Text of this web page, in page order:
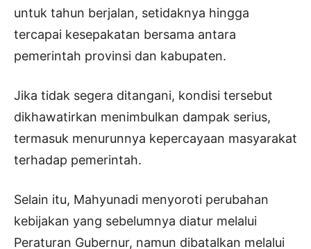
untuk tahun berjalan, setidaknya hingga
tercapai kesepakatan bersama antara
pemerintah provinsi dan kabupaten.
Jika tidak segera ditangani, kondisi tersebut
dikhawatirkan menimbulkan dampak serius,
termasuk menurunnya kepercayaan masyarakat
terhadap pemerintah.
Selain itu, Mahyunadi menyoroti perubahan
kebijakan yang sebelumnya diatur melalui
Peraturan Gubernur, namun dibatalkan melalui